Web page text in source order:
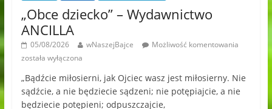
„Obce dziecko” – Wydawnictwo
ANCILLA
05/08/2026 wNaszejBajce
Możliwość komentowania
została wyłączona
„Bądźcie miłosierni, jak Ojciec wasz jest miłosierny. Nie
sądźcie, a nie będziecie sądzeni; nie potępiajcie, a nie
będziecie potępieni; odpuszczajcie,